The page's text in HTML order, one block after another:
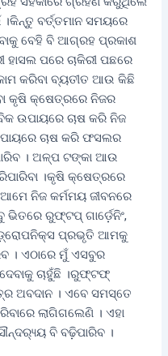
।କିନ୍ତୁ ବର୍ତ୍ତମାନ ସମୟରେ
ବେହି ବି ଆଗ୍ରହ ପ୍ରକାଶ
ପରେ ଚାକିରୀ ପଛରେ
କରିବା ବ୍ୟତୀତ ଆଉ କିଛି
କୃଷି କ୍ଷେତ୍ରରେ ନିଜର
ଉପାୟରେ ଚାଷ କରି ନିଜ
ଚାଷ କରି ଫସଲର
। ଅଳ୍ପ ଟଙ୍କା ଆଉ
।କୃଷି କ୍ଷେତ୍ରରେ
ନିଜ କର୍ମମୟ ଜୀବନରେ
ଭିତରେ ରୁଫ୍‌ଟପ୍ ଗାର୍ଡ଼େନିଂ,
ପ୍ରଭୃତି ଆମକୁ
। ଏଠାରେ ମୁଁ ଏସବୁର
ଚାହୁଁଛି ।ରୁଫ୍‌ଟଫ୍
ଅବଦାନ । ଏବେ ସମସ୍ତେ
ଲାଗିଗଲେଣି । ଏହା
ବି ବଢ଼ିପାରିବ ।